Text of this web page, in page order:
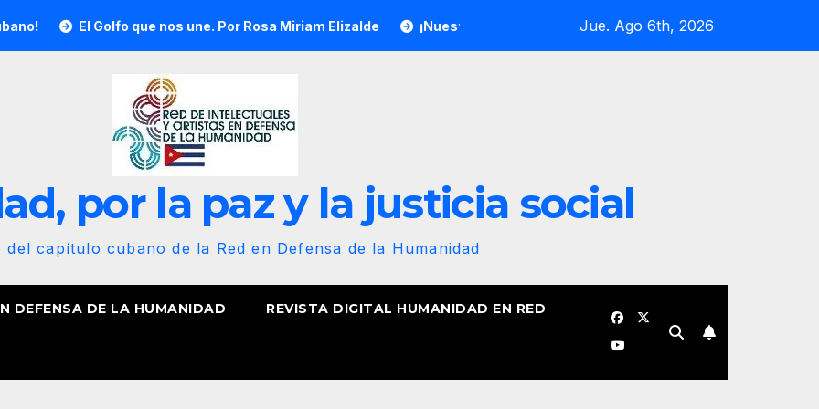
El Golfo que nos une. Por Rosa Miriam Elizalde ¡Nuestra bandera revolucionaria no se plegará jamás! Por Bruno
Jue. Ago 6th, 2026
por la paz y la justicia social
del capítulo cubano de la Red en Defensa de la Humanidad
DEFENSA DE LA HUMANIDAD REVISTA DIGITAL HUMANIDAD EN RED